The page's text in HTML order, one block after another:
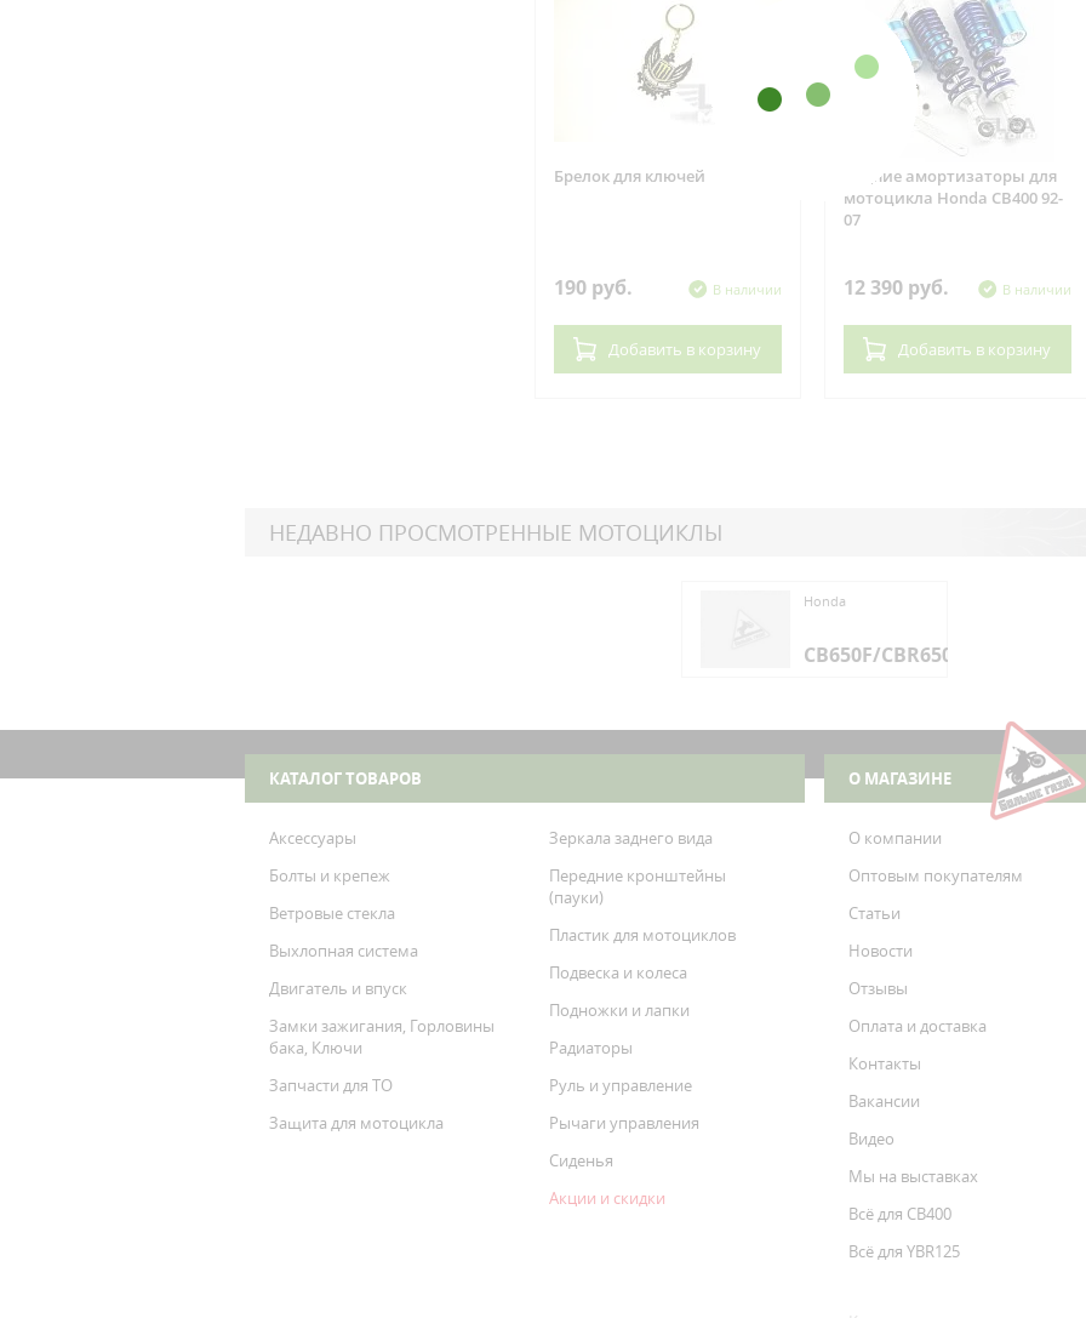
Брелок для ключей
190 руб. В наличии
Добавить в корзину
Задние амортизаторы для
мотоцикла Honda CB400 92-
07
12 390 руб. В наличии
Добавить в корзину
НЕДАВНО ПРОСМОТРЕННЫЕ МОТОЦИКЛЫ
Honda
CB650F/CBR650F
КАТАЛОГ ТОВАРОВ
Аксессуары
Болты и крепеж
Ветровые стекла
Выхлопная система
Двигатель и впуск
Замки зажигания, Горловины
бака, Ключи
Запчасти для ТО
Защита для мотоцикла
Зеркала заднего вида
Передние кронштейны
(пауки)
Пластик для мотоциклов
Подвеска и колеса
Подножки и лапки
Радиаторы
Руль и управление
Рычаги управления
Сиденья
Акции и скидки
О МАГАЗИНЕ
О компании
Оптовым покупателям
Статьи
Новости
Отзывы
Оплата и доставка
Контакты
Вакансии
Видео
Мы на выставках
Всё для CB400
Всё для YBR125